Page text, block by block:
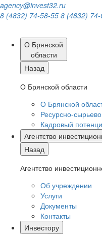
agency@invest32.ru
8 (4832) 74-58-55 8 (4832)
О Брянской
области
Назад
О Брянской области
О Брянской
Ресурсно-
Кадровый
Агентство
Назад
Агентство
Об учреждении
Услуги
Документы
Контакты
Инвестору